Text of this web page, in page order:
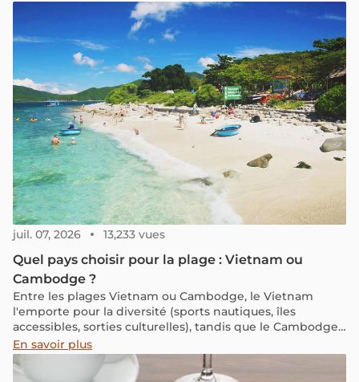
divers éléments à prendre en compte pour estimer le
coût d'un voyage au Cambodge en fonction de sa durée.
juil. 07, 2026 13,233 vues
Quel pays choisir pour la plage : Vietnam ou
Cambodge ?
Entre les plages Vietnam ou Cambodge, le Vietnam
l'emporte pour la diversité (sports nautiques, îles
accessibles, sorties culturelles), tandis que le Cambodge
séduit par ses îles préservées et sa vie nocturne à
Sihanoukville. Voici comment départager ces deux
destinations selon vos envies de séjour balnéaire.
En savoir plus